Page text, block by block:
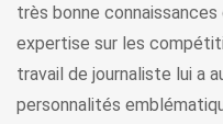
très bonne
expertise sur les
travail de journaliste lui a
personnalités